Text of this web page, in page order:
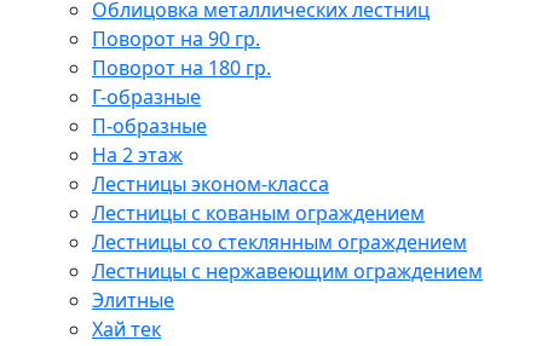
Облицовка металлических лестниц
Поворот на 90 гр.
Поворот на 180 гр.
Г-образные
П-образные
На 2 этаж
Лестницы эконом-класса
Лестницы с кованым ограждением
Лестницы со стеклянным ограждением
Лестницы с нержавеющим ограждением
Элитные
Хай тек